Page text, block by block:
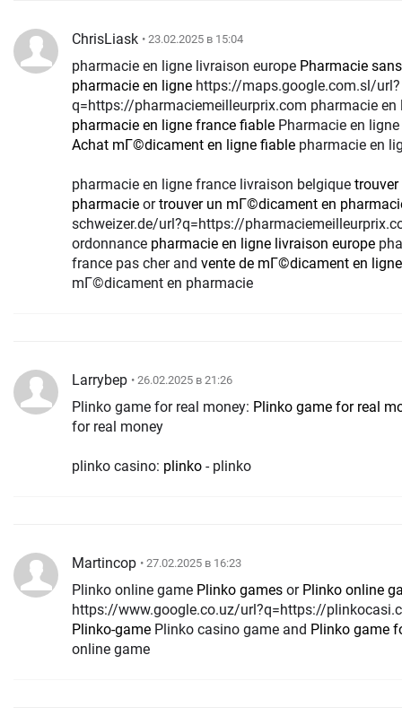
ChrisLiask • 23.02.2025 в 15:04
pharmacie en ligne livraison europe Pharmacie
pharmacie en ligne
q=https://pharmaciemeilleurprix.com pharmacie en
pharmacie en ligne france fiable Pharmacie en
Achat mГ©dicament en ligne fiable pharmacie en
pharmacie en ligne france livraison belgique
pharmacie ortrouver un mГ©dicament en
schweizer.de/url?q=https://
ordonnance pharmacie en ligne livraison europe
france pas cher and vente de mГ©dicament en ligne
mГ©dicament en pharmacie
Larrybep • 26.02.2025 в 21:26
Plinko game for real money: Plinko game for real
for real money
plinko casino: plinko - plinko
Martincop • 27.02.2025 в 16:23
Plinko online game Plinko games or Plinko online
https://www.google.co.uz/url?q=https://
Plinko-game Plinko casino game and Plinko game
online game